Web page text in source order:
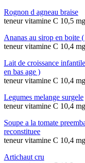
Rognon d agneau braise
teneur vitamine C 10,5 mg
Ananas au sirop en boite
teneur vitamine C 10,4 mg
Lait de croissance
en bas age )
teneur vitamine C 10,4 mg
Legumes melange surgele
teneur vitamine C 10,4 mg
Soupe a la tomate
reconstituee
teneur vitamine C 10,4 mg
Artichaut cru